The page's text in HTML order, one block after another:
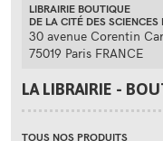
LIBRAIRIE BOUTIQUE
DE LA CITÉ DES SCIENCES
30 avenue Corentin
75019 Paris FRANCE
LA LIBRAIRIE -
TOUS NOS PRODUITS